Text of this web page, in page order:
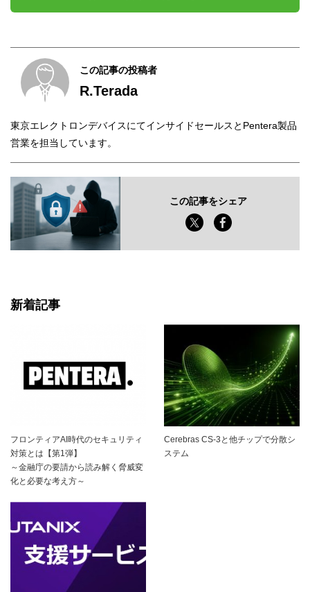
この記事の投稿者
R.Terada
東京エレクトロンデバイスにてインサイドセールスとPentera製品
営業を担当しています。
この記事をシェア
新着記事
フロンティアAI時代のセキュリティ
対策とは【第1弾】
～金融庁の要請から読み解く脅威変
化と必要な考え方～
Cerebras CS-3と他チップで分散シ
ステム